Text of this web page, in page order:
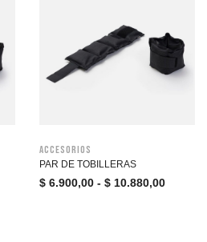
Accesorios
PAR DE TOBILLERAS
$ 6.900,00 - $ 10.880,00